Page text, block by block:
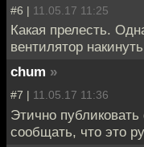
#6 | 11.05.17 11:25
Какая прелесть.
вентилятор
chum »
#7 | 11.05.17 11:36
Этично
сообщать, что это